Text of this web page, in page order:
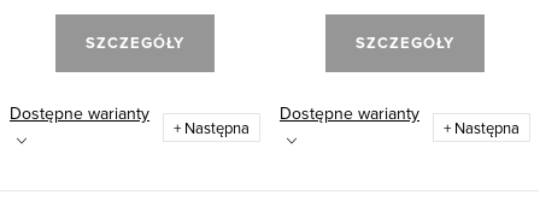
SZCZEGÓŁY
Dostępne warianty
+ Następna
SZCZEGÓŁY
Dostępne warianty
+ Następna